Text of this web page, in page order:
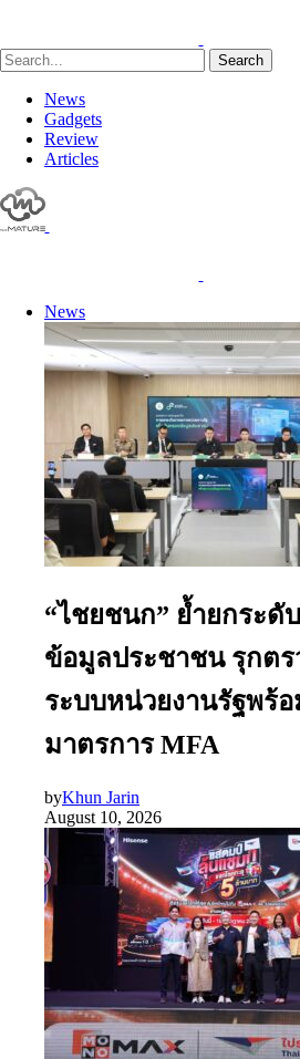
Search
News
Gadgets
Review
Articles
News
“ไชยชนก” ย้ำยกระดั
ข้อมูลประชาชน รุกตร
ระบบหน่วยงานรัฐพร้อ
มาตรการ MFA
byKhun Jarin
August 10, 2026